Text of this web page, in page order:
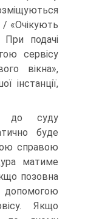
/ «Очікують
При подачі
сервісу
вікна»,
інстанції,
до суду
буде
справою
матиме
позовна
Якщо